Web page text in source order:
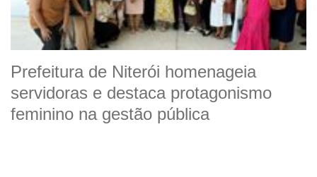
Prefeitura de Niterói homenageia
servidoras e destaca protagonismo
feminino na gestão pública